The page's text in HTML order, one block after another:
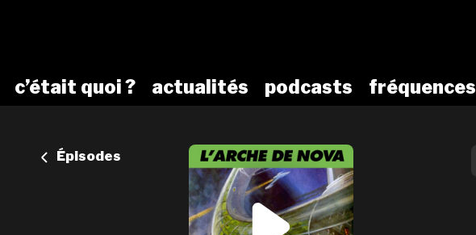
c’était quoi ? actualités podcasts fréquences
Épisodes